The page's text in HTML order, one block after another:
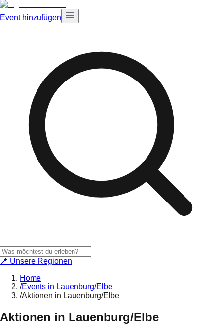
Event hinzufügen
📍 Unsere Regionen
Home
/Events in Lauenburg/Elbe
/Aktionen in Lauenburg/Elbe
Aktionen in Lauenburg/Elbe